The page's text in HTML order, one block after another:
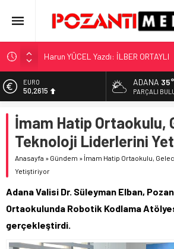
Harun YÜCEL Yazdı: İLBER ORTAYLI
“KILAVUZ HATİCE’NİN MEZARI
Yılmaz Soğutma’dan Buzdolabı
Ajans
EURO
50,2615
5.910,66
BİST
11.456,34
DOLAR
ADANA
PARÇALI
İmam Hatip Ortaokulu,
Teknoloji Liderlerini
Anasayfa » Gündem » İmam Hatip Ortaokulu,
Yetiştiriyor
Adana Valisi Dr. Süleyman Elban,
Ortaokulunda Robotik Kodlama
gerçekleştirdi.